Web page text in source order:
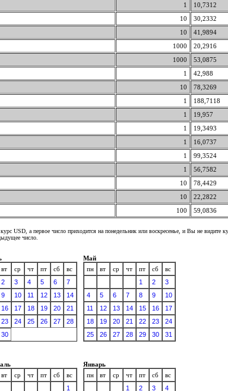
1
10,7312
10
30,2332
10
41,9894
1000
20,2916
1000
53,0875
1
42,988
10
78,3269
1
188,7118
1
19,957
1
19,3493
1
16,0737
1
99,3524
1
56,7582
10
78,4429
10
22,2822
100 59,0836
USD, а первое число приходится на понедельник или воскресенье, и Вы не видите
число.
вт ср чт пт сб
вс
2 3 4 5 6
7
9 10 11 12 13
14
16 17 18 19 20
21
23 24 25 26 27
28
30
Май
пн
вт ср чт пт сб
вс
1
2
3
4
5 6 7 8 9
10
11
12 13 14 15 16
17
18
19 20 21 22 23
24
25
26 27 28 29 30 31
вт ср чт пт сб
вс
1
Январь
пн
вт ср чт пт сб
вс
1
2 3
4